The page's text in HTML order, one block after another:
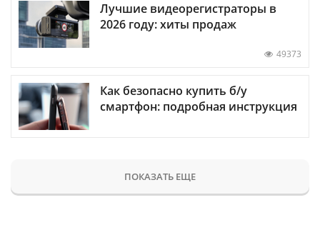
Лучшие видеорегистраторы в
2026 году: хиты продаж
49373
Как безопасно купить б/у
смартфон: подробная инструкция
ПОКАЗАТЬ ЕЩЕ